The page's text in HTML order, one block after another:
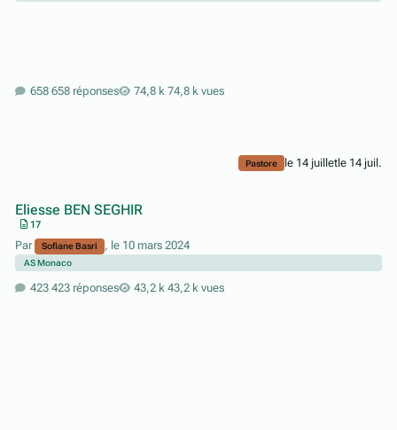
658 réponses 74,8 k vues
Pastore le 14 juilletle 14 juil.
Eliesse BEN SEGHIR
17
Par Sofiane Basri , le 10 mars 2024
AS Monaco
423 réponses 43,2 k vues